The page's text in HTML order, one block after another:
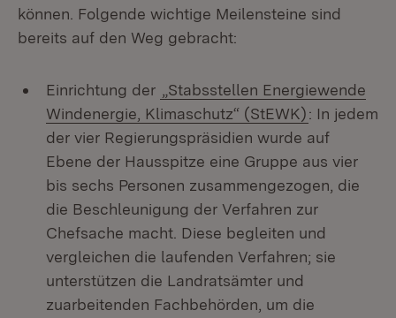
können. Folgende wichtige Meilensteine sind
bereits auf den Weg gebracht:
Einrichtung der
„Stabsstellen Energiewende
Windenergie, Klimaschutz“ (StEWK): In jedem
der vier Regierungspräsidien wurde auf
Ebene der Hausspitze eine Gruppe aus vier
bis sechs Personen zusammengezogen, die
die Beschleunigung der Verfahren zur
Chefsache macht. Diese begleiten und
vergleichen die laufenden Verfahren; sie
unterstützen die Landratsämter und
zuarbeitenden Fachbehörden, um die